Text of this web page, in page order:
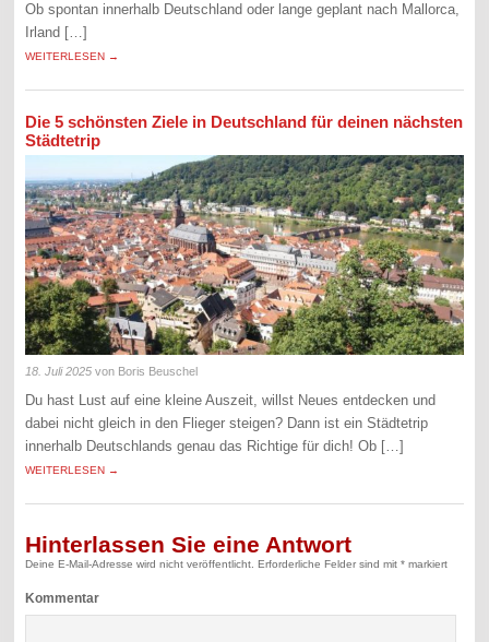
Ob spontan innerhalb Deutschland oder lange geplant nach Mallorca,
Irland […]
WEITERLESEN →
Die 5 schönsten Ziele in Deutschland für deinen nächsten
Städtetrip
18. Juli 2025 von Boris Beuschel
Du hast Lust auf eine kleine Auszeit, willst Neues entdecken und
dabei nicht gleich in den Flieger steigen? Dann ist ein Städtetrip
innerhalb Deutschlands genau das Richtige für dich! Ob […]
WEITERLESEN →
Hinterlassen Sie eine Antwort
Deine E-Mail-Adresse wird nicht veröffentlicht. Erforderliche Felder sind mit* markiert
Kommentar